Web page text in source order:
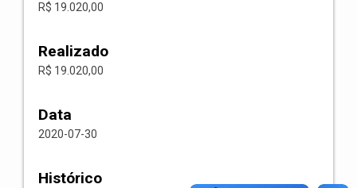
R$ 19.020,00
Realizado
R$ 19.020,00
Data
2020-07-30
Histórico